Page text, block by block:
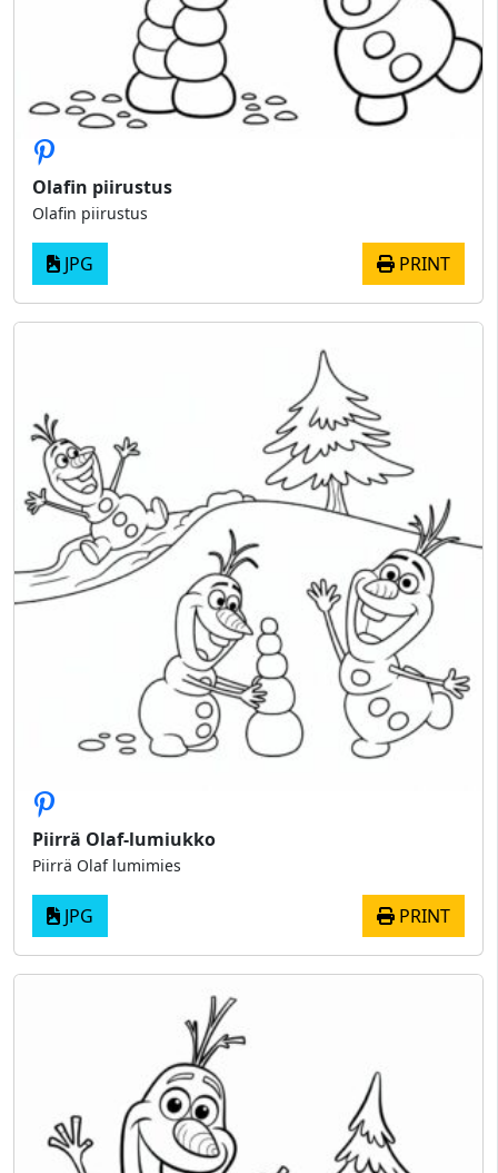
Olafin piirustus
Olafin piirustus
JPG PRINT
Piirrä Olaf-lumiukko
Piirrä Olaf lumimies
JPG PRINT